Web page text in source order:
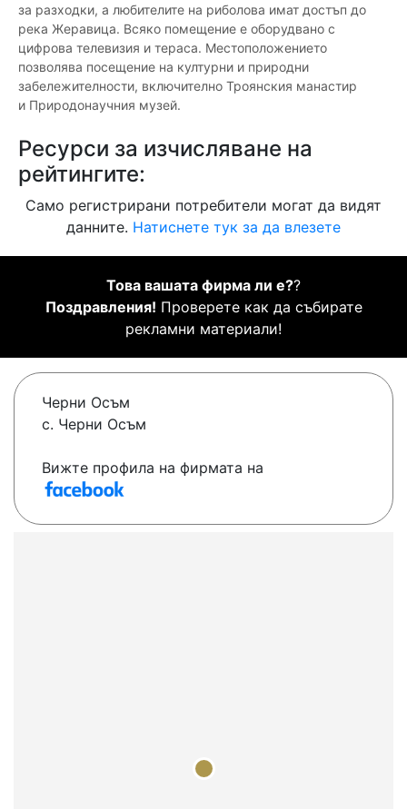
за разходки, а любителите на риболова имат достъп до
река Жеравица. Всяко помещение е оборудвано с
цифрова телевизия и тераса. Местоположението
позволява посещение на културни и природни
забележителности, включително Троянския манастир
и Природонаучния музей.
Ресурси за изчисляване на
рейтингите:
Само регистрирани потребители могат да видят
данните. Натиснете тук за да влезете
Това вашата фирма ли е??
Поздравления! Проверете как да събирате
рекламни материали!
Черни Осъм
с. Черни Осъм
Вижте профила на фирмата на